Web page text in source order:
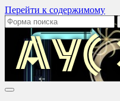
Перейти к содержимому
Поиск:
Аус